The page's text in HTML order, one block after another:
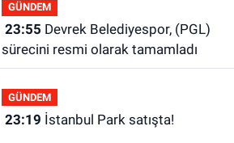
GÜNDEM
23:55
sürecini resmi olarak tamamladı
GÜNDEM
23:19 İstanbul Park satışta!